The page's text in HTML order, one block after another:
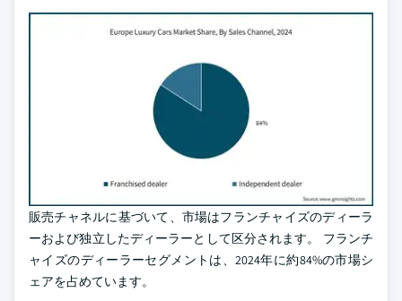
販売チャネルに基づいて、市場はフランチャイズのディーラ
ーおよび独立したディーラーとして区分されます。 フランチ
ャイズのディーラーセグメントは、2024年に約84%の市場シ
ェアを占めています。